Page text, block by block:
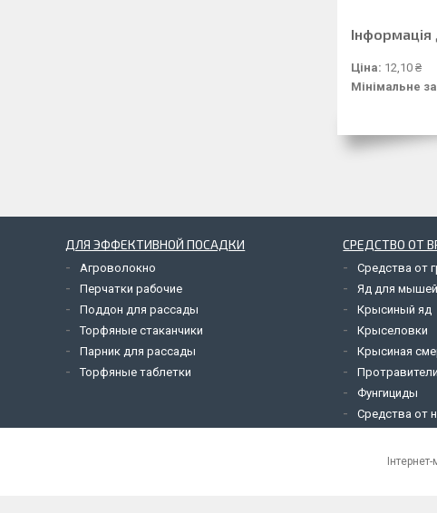
Ціна: 12,10 ₴
Мінімальне
ДЛЯ ЭФФЕКТИВНОЙ ПОСАДКИ
Агроволокно
Перчатки рабочие
Поддон для рассады
Торфяные стаканчики
Парник для рассады
Торфяные таблетки
СРЕДСТВО ОТ
Средства от
Яд для мышей
Крысиный яд
Крыселовки
Крысиная
Протравители
Фунгициды
Средства от